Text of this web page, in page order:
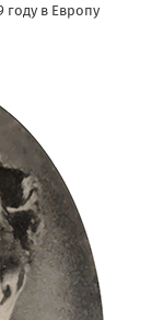
году в Европу